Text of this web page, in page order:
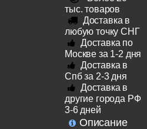
тыс. товаров
Доставка в
любую точку СНГ
Доставка по
Москве за 1-2 дня
Доставка в
Спб за 2-3 дня
Доставка в
другие города РФ
3-6 дней
Описание